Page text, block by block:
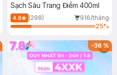
Sạch Sâu Trang Điểm 400ml
4.8 (298)
916/tháng
25%
-36%